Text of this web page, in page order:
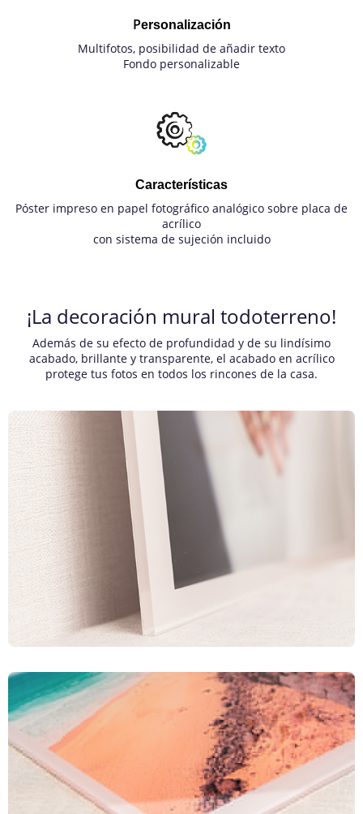
Personalización
Multifotos, posibilidad de añadir texto
Fondo personalizable
Características
Póster impreso en papel fotográfico analógico sobre placa de
acrílico
con sistema de sujeción incluido
¡La decoración mural todoterreno!
Además de su efecto de profundidad y de su lindísimo
acabado, brillante y transparente, el acabado en acrílico
protege tus fotos en todos los rincones de la casa.